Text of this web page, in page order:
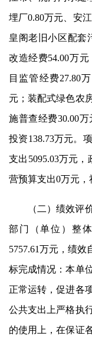
埋厂0.80万元、安
皇阁老旧小区配套
改造经费54.00万
目监管经费27.80
元；装配式绿色农
施普查经费30.00
投资138.73万元。
支出5095.03万元
营预算支出0万元，
（二）绩效评
部门（单位）整
5757.61万元，绩效
标完成情况：本单
正常运转，促进各
公共支出上严格执
的使用上，在保证